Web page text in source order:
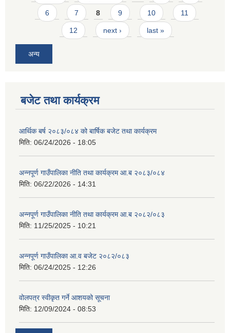
6 7 8 9 10 11
12 next › last »
अन्य
बजेट तथा कार्यक्रम
आर्थिक बर्ष २०८३/०८४ को बार्षिक बजेट तथा कार्यक्रम
मिति: 06/24/2026 - 18:05
अन्नपूर्ण गाउँपालिका नीति तथा कार्यक्रम आ.ब २०८३/०८४
मिति: 06/22/2026 - 14:31
अन्नपूर्ण गाउँपालिका नीति तथा कार्यक्रम आ.ब २०८२/०८३
मिति: 11/25/2025 - 10:21
अन्नपूर्ण गाउँपालिका आ.व बजेट २०८२/०८३
मिति: 06/24/2025 - 12:26
वोलपत्र स्वीकृत गर्ने आशयको सूचना
मिति: 12/09/2024 - 08:53